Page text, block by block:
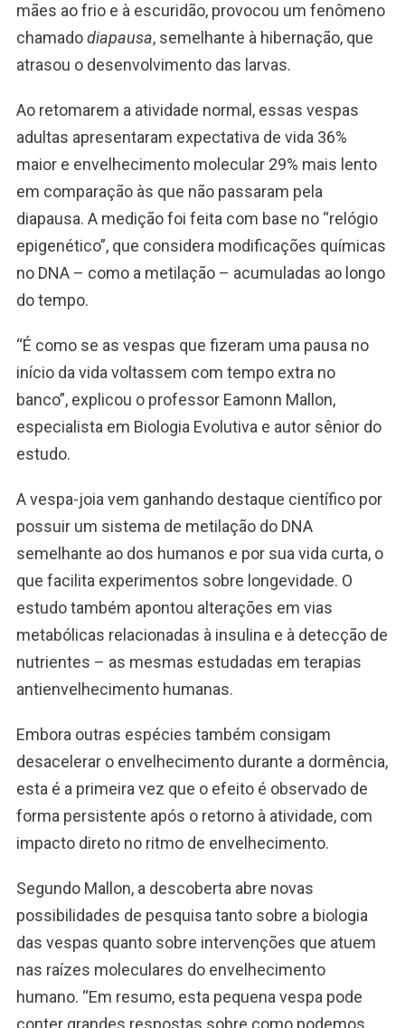
mães ao frio e à escuridão, provocou um fenômeno
chamadodiapausa, semelhante à hibernação, que
atrasou o desenvolvimento das larvas.
Ao retomarem a atividade normal, essas vespas
adultas apresentaram expectativa de vida 36%
maior e envelhecimento molecular 29% mais lento
em comparação às que não passaram pela
diapausa. A medição foi feita com base no “relógio
epigenético”, que considera modificações químicas
no DNA – como a metilação – acumuladas ao longo
do tempo.
“É como se as vespas que fizeram uma pausa no
início da vida voltassem com tempo extra no
banco”, explicou o professor Eamonn Mallon,
especialista em Biologia Evolutiva e autor sênior do
estudo.
A vespa-joia vem ganhando destaque científico por
possuir um sistema de metilação do DNA
semelhante ao dos humanos e por sua vida curta, o
que facilita experimentos sobre longevidade. O
estudo também apontou alterações em vias
metabólicas relacionadas à insulina e à detecção de
nutrientes – as mesmas estudadas em terapias
antienvelhecimento humanas.
Embora outras espécies também consigam
desacelerar o envelhecimento durante a dormência,
esta é a primeira vez que o efeito é observado de
forma persistente após o retorno à atividade, com
impacto direto no ritmo de envelhecimento.
Segundo Mallon, a descoberta abre novas
possibilidades de pesquisa tanto sobre a biologia
das vespas quanto sobre intervenções que atuem
nas raízes moleculares do envelhecimento
humano. “Em resumo, esta pequena vespa pode
conter grandes respostas sobre como podemos